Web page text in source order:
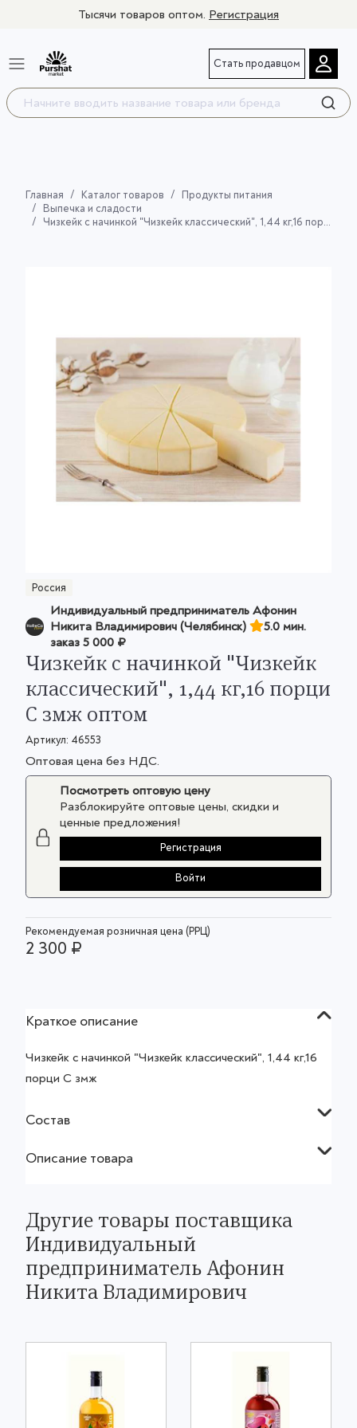
Тысячи товаров оптом. Регистрация
Стать продавцом
Главная Каталог товаров
Продукты питания
Выпечка и сладости
Чизкейк с начинкой "Чизкейк классический", 1,44 кг,16 порци С змж
Россия
Индивидуальный предприниматель Афонин
Никита Владимирович (Челябинск)
5.0 мин.
заказ 5 000 ₽
Чизкейк с начинкой "Чизкейк
классический", 1,44 кг,16 порци
С змж оптом
Артикул: 46553
Оптовая цена без НДС.
Посмотреть оптовую цену
Разблокируйте оптовые цены, скидки и
ценные предложения!
Регистрация
Войти
Рекомендуемая розничная цена (РРЦ)
2 300 ₽
Краткое описание
Чизкейк с начинкой "Чизкейк классический", 1,44 кг,16
порци С змж
Состав
Описание товара
Другие товары поставщика
Индивидуальный
предприниматель Афонин
Никита Владимирович